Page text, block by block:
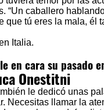
“Un caballero
tú eres la mala, él
en cara su pasado
Onestitni
le dedicó unas
Necesitas llamar la